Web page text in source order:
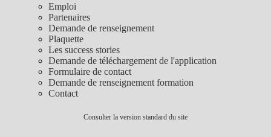
Emploi
Partenaires
Demande de renseignement
Plaquette
Les success stories
Demande de téléchargement de l'application
Formulaire de contact
Demande de renseignement formation
Contact
Consulter la version standard du site